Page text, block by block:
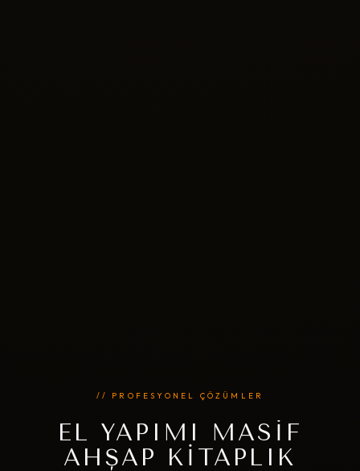
// PROFESYONEL ÇÖZÜMLER
EL YAPIMI MASIF
AHŞAP KITAPLIK